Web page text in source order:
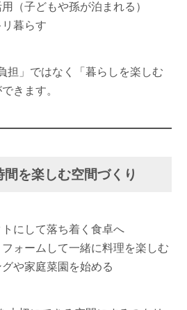
（子どもや孫が泊まれる）
暮らす
担」ではなく「暮らしを楽しむ
きます。
を楽しむ空間づくり
にして落ち着く食卓へ
ォームして一緒に料理を楽しむ
や家庭菜園を始める